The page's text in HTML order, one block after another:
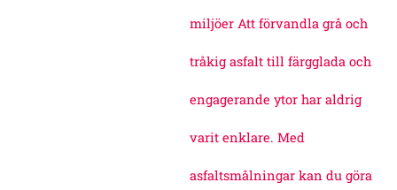
miljöer Att förvandla grå och
tråkig asfalt till färgglada och
engagerande ytor har aldrig
varit enklare. Med
asfaltsmålningar kan du göra